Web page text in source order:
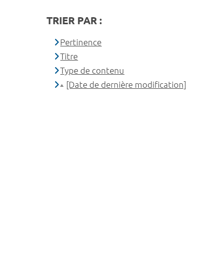
TRIER PAR :
Pertinence
Titre
Type de contenu
[Date de dernière modification]